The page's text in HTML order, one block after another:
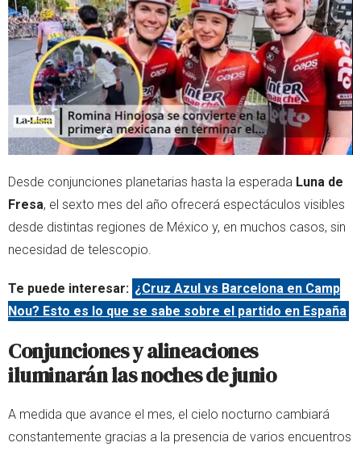
Desde conjunciones planetarias hasta la esperada Luna de
Fresa, el sexto mes del año ofrecerá espectáculos visibles
desde distintas regiones de México y, en muchos casos, sin
necesidad de telescopio.
Te puede interesar: ¿Cruz Azul vs Barcelona en Camp
Nou? Esto es lo que se sabe sobre el partido en España
Conjunciones y alineaciones
iluminarán las noches de junio
A medida que avance el mes, el cielo nocturno cambiará
constantemente gracias a la presencia de varios encuentros